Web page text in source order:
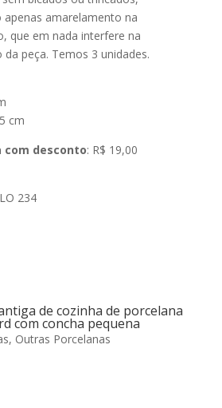
apenas amarelamento na
que em nada interfere na
da peça. Temos 3 unidades.
cm
com desconto: R$ 19,00
LO 234
de cozinha de porcelana
com concha pequena
, Outras Porcelanas